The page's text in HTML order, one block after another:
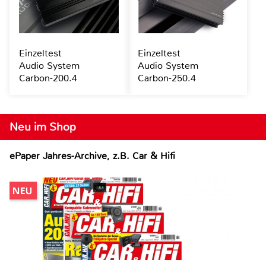
Neu im Shop
ePaper Jahres-Archive, z.B. Car & Hifi
Einzeltest
Audio System
Carbon-200.4
Einzeltest
Audio System
Carbon-250.4